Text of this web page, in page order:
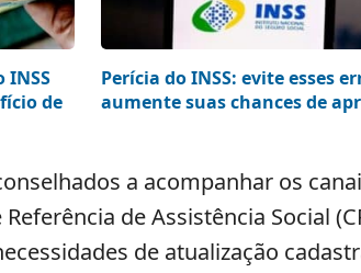
INSS
de
Perícia do INSS: evite esses
aumente suas chances de
a acompanhar os
de Assistência Social
de atualização